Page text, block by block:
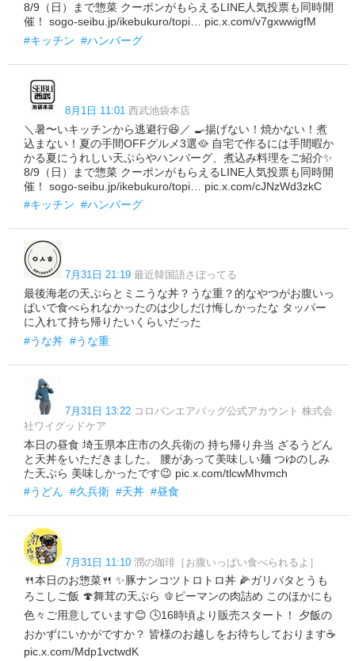
8/9（日）まで惣菜 クーポンがもらえるLINE人気投票も同時開
催！ sogo-seibu.jp/ikebukuro/topi… pic.x.com/v7gxwwigfM
#キッチン #ハンバーグ
8月1日 11:01 西武池袋本店
＼暑〜いキッチンから逃避行😆／ 🍳揚げない！焼かない！煮
込まない！夏の手間OFFグルメ3選🥘 自宅で作るには手間暇か
かる夏にうれしい天ぷらやハンバーグ、煮込み料理をご紹介✨
8/9（日）まで惣菜 クーポンがもらえるLINE人気投票も同時開
催！ sogo-seibu.jp/ikebukuro/topi… pic.x.com/cJNzWd3zkC
#キッチン #ハンバーグ
7月31日 21:19 最近韓国語さぼってる
最後海老の天ぷらとミニうな丼？うな重？的なやつがお腹いっ
ぱいで食べられなかったのは少しだけ悔しかったな タッパー
に入れて持ち帰りたいくらいだった
#うな丼 #うな重
7月31日 13:22 コロバンエアバッグ公式アカウント 株式会
社ワイグッドケア
本日の昼食 埼玉県本庄市の久兵衛の 持ち帰り弁当 ざるうどん
と天丼をいただきました。 腰があって美味しい麺 つゆのしみ
た天ぷら 美味しかったです😉 pic.x.com/tlcwMhvmch
#うどん #久兵衛 #天丼 #昼食
7月31日 11:10 潤の珈琲［お腹いっぱい食べられるよ］
🍴本日のお惣菜🍴 ✨豚ナンコツトロトロ丼 🌽ガリバタとうも
ろこしご飯 🍄舞茸の天ぷら 🫑ピーマンの肉詰め このほかにも
色々ご用意しています😊 🕓16時頃より販売スタート！ 夕飯の
おかずにいかがですか？ 皆様のお越しをお待ちしております☕
pic.x.com/Mdp1vctwdK